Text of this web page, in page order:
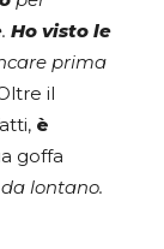
. Ho visto le
prima
il
è
goffa
lontano.